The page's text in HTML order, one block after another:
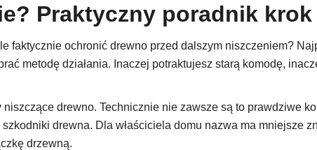
Praktyczny poradnik
faktycznie ochronić drewno przed dalszym niszczeniem?
metodę działania. Inaczej potraktujesz starą komodę,
drewno. Technicznie nie zawsze są to prawdziwe
drewna. Dla właściciela domu nazwa ma mniejsze
drzewną.